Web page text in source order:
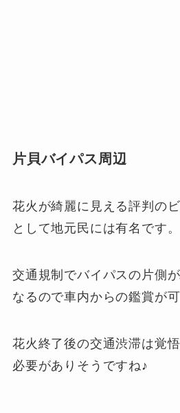
片貝バイパス周辺
花火が綺麗に見える評判の
として地元民には有名です。
交通規制でバイパスの片側
なるので車内からの鑑賞が可
花火終了後の交通渋滞は覚
必要がありそうですね♪